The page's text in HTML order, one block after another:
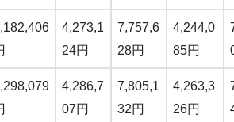
4,273,1
24円
7,757,6
28円
4,244,0
85円
4,286,7
07円
7,805,1
32円
4,263,3
26円